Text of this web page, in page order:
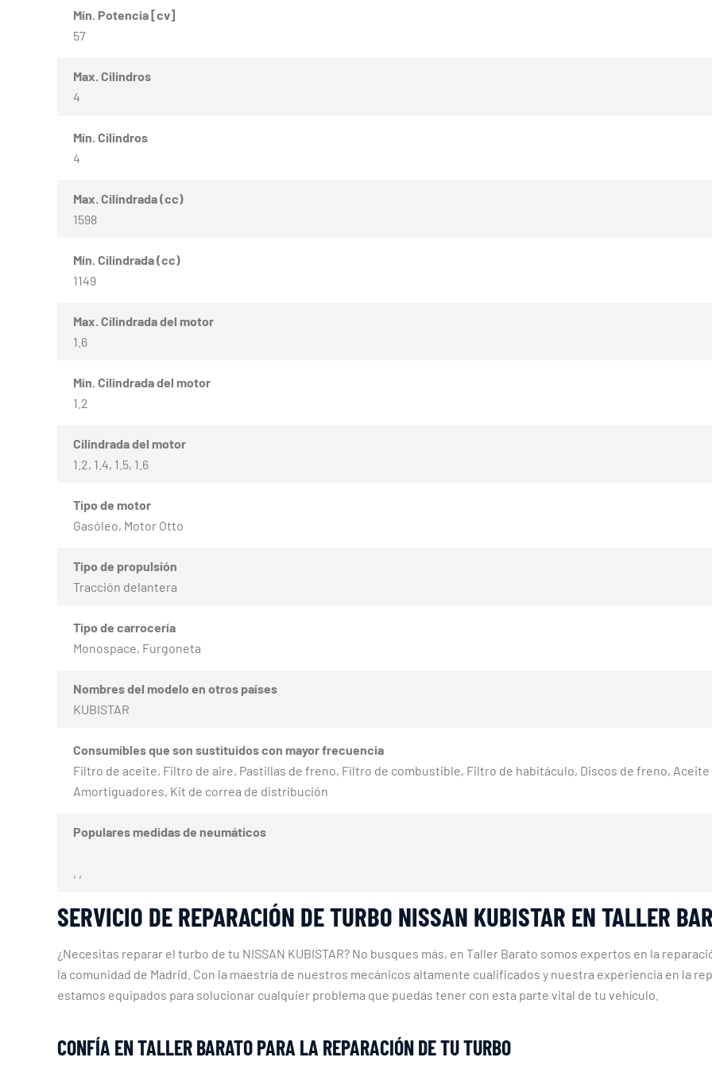
Mín. Potencia [cv]
57
Max. Cilindros
4
Mín. Cilindros
4
Max. Cilindrada (cc)
1598
Mín. Cilindrada (cc)
1149
Max. Cilindrada del motor
1.6
Mín. Cilindrada del motor
1.2
Cilindrada del motor
1.2, 1.4, 1.5, 1.6
Tipo de motor
Gasóleo, Motor Otto
Tipo de propulsión
Tracción delantera
Tipo de carrocería
Monospace, Furgoneta
Nombres del modelo en otros países
KUBISTAR
Consumibles que son sustituidos con mayor frecuencia
Filtro de aceite, Filtro de aire, Pastillas de freno, Filtro de combustible, Filtro de habitáculo, Discos de freno,
Amortiguadores, Kit de correa de distribución
Populares medidas de neumáticos
, ,
SERVICIO DE REPARACIÓN DE TURBO NISSAN KUBISTAR EN TALLER
¿Necesitas reparar el turbo de tu NISSAN KUBISTAR? No busques más, en Taller Barato somos expertos en la
la comunidad de Madrid. Con la maestría de nuestros mecánicos altamente cualificados y nuestra experiencia en la
estamos equipados para solucionar cualquier problema que puedas tener con esta parte vital de tu vehículo.
CONFÍA EN TALLER BARATO PARA LA REPARACIÓN DE TU TURBO